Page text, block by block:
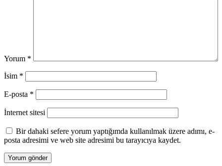
Yorum *
İsim *
E-posta *
İnternet sitesi
Bir dahaki sefere yorum yaptığımda kullanılmak üzere adımı, e-
posta adresimi ve web site adresimi bu tarayıcıya kaydet.